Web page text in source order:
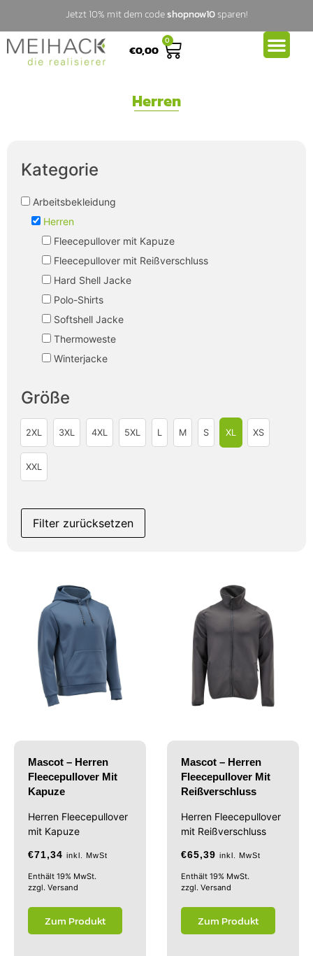
Jetzt 10% mit dem codeshopnow10sparen!
€0,00
0
Herren
Kategorie
Arbeitsbekleidung
Herren
Fleecepullover mit Kapuze
Fleecepullover mit Reißverschluss
Hard Shell Jacke
Polo-Shirts
Softshell Jacke
Thermoweste
Winterjacke
Größe
2XL 3XL 4XL 5XL L M S XL XS
XXL
Filter zurücksetzen
Mascot – Herren
Fleecepullover Mit
Kapuze
Herren Fleecepullover
mit Kapuze
€71,34 inkl. MwSt
Enthält 19% MwSt.
zzgl. Versand
Zum Produkt
Mascot – Herren
Fleecepullover Mit
Reißverschluss
Herren Fleecepullover
mit Reißverschluss
€65,39 inkl. MwSt
Enthält 19% MwSt.
zzgl. Versand
Zum Produkt